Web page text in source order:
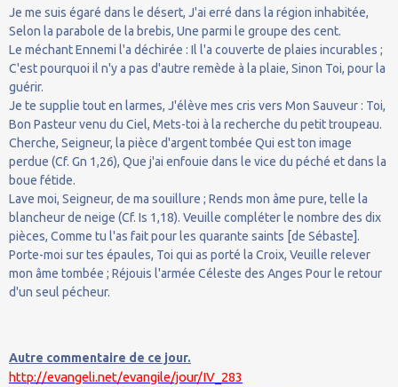
Je me suis égaré dans le désert, J'ai erré dans la région inhabitée,
Selon la parabole de la brebis, Une parmi le groupe des cent.
Le méchant Ennemi l'a déchirée : Il l'a couverte de plaies incurables ;
C'est pourquoi il n'y a pas d'autre remède à la plaie, Sinon Toi, pour la
guérir.
Je te supplie tout en larmes, J'élève mes cris vers Mon Sauveur : Toi,
Bon Pasteur venu du Ciel, Mets-toi à la recherche du petit troupeau.
Cherche, Seigneur, la pièce d'argent tombée Qui est ton image
perdue (Cf. Gn 1,26), Que j'ai enfouie dans le vice du péché et dans la
boue fétide.
Lave moi, Seigneur, de ma souillure ; Rends mon âme pure, telle la
blancheur de neige (Cf. Is 1,18). Veuille compléter le nombre des dix
pièces, Comme tu l'as fait pour les quarante saints [de Sébaste].
Porte-moi sur tes épaules, Toi qui as porté la Croix, Veuille relever
mon âme tombée ; Réjouis l'armée Céleste des Anges Pour le retour
d'un seul pécheur.
Autre commentaire de ce jour.
http://evangeli.net/evangile/jour/IV_283